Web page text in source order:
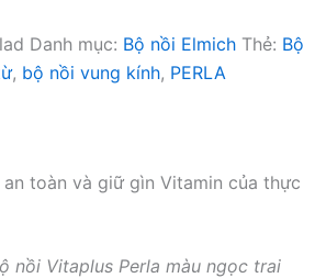
Danh mục: Bộ nồi Elmich Thẻ: Bộ
, bộ nồi vung kính, PERLA
toàn và giữ gìn Vitamin của thực
nồi Vitaplus Perla màu ngọc trai